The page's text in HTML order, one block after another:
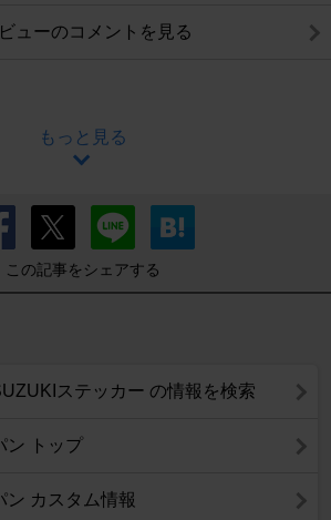
ューのコメントを見る
もっと見る
この記事をシェアする
ステッカー の情報を検索
ン トップ
ン カスタム情報